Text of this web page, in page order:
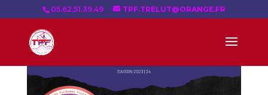
05.62.51.39.49 TPF.TRELUT@ORANGE.FR